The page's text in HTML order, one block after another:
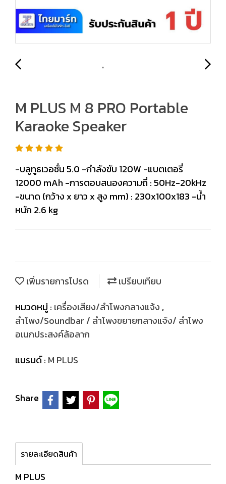
M PLUS M 8 PRO Portable
Karaoke Speaker
-บลูทูธเวอชั่น 5.0 -กำลังขับ 120W -แบตเตอรี่
12000 mAh -การตอบสนองความถี่ : 50Hz-20kHz
-ขนาด (กว้าง x ยาว x สูง mm) : 230x100x183 -น้ำ
หนัก 2.6 kg
เพิ่มรายการโปรด
เปรียบเทียบ
หมวดหมู่ : เครื่องเสียง/ลำโพงกลางแจ้ง ,
ลำโพง/Soundbar / ลำโพงขยายกลางแจ้ง/ ลำโพง
อเนกประสงค์ล้อลาก
แบรนด์ : M PLUS
Share
รายละเอียดสินค้า
M PLUS